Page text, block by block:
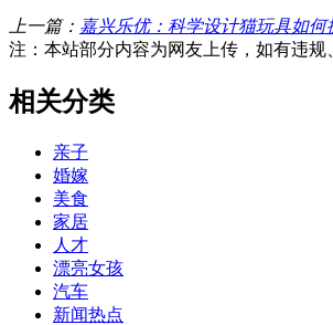
上一篇： 嘉兴乐优：科学设计猫玩具如何
注：本站部分内容为网友上传，如有违
相关分类
亲子
婚嫁
美食
家居
人才
漂亮女孩
汽车
新闻热点